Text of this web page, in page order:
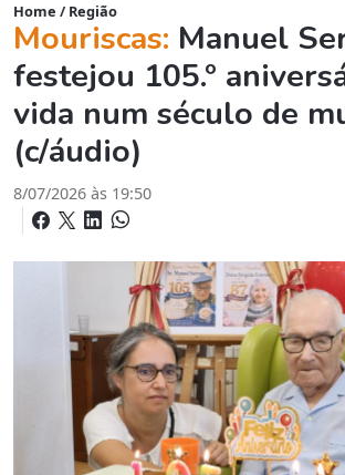
Home / Região
Mouriscas: Manuel
festejou 105.º
vida num século de
(c/áudio)
8/07/2026 às 19:50